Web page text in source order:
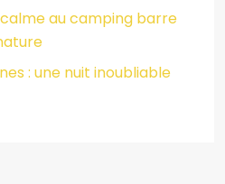
au camping barre
: une nuit inoubliable